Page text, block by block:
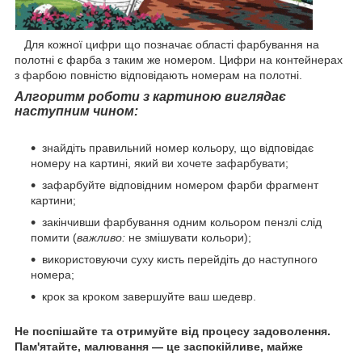
Для кожної цифри що позначає області фарбування на
полотні є фарба з таким же номером. Цифри на контейнерах
з фарбою повністю відповідають номерам на полотні.
Алгоритм роботи з картиною виглядає
наступним чином:
знайдіть правильний номер кольору, що відповідає
номеру на картині, який ви хочете зафарбувати;
зафарбуйте відповідним номером фарби фрагмент
картини;
закінчивши фарбування одним кольором пензлі слід
помити (важливо: не змішувати кольори);
використовуючи суху кисть перейдіть до наступного
номера;
крок за кроком завершуйте ваш шедевр.
Не поспішайте та отримуйте від процесу задоволення.
Пам'ятайте, малювання — це заспокійливе, майже